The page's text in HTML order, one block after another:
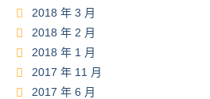
2018 年 3 月
2018 年 2 月
2018 年 1 月
2017 年 11 月
2017 年 6 月